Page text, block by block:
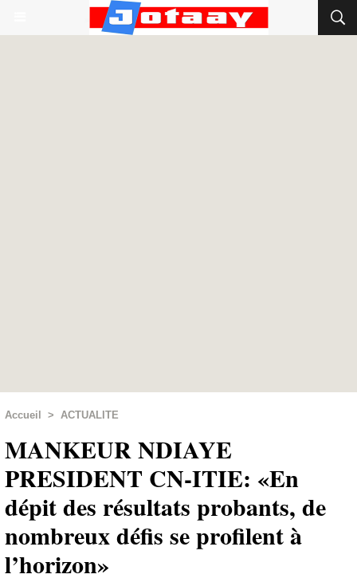
Accueil > ACTUALITE
MANKEUR NDIAYE
PRESIDENT CN-ITIE: «En
dépit des résultats probants, de
nombreux défis se profilent à
l’horizon»